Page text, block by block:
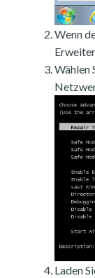
Wenn
Wählen
Laden